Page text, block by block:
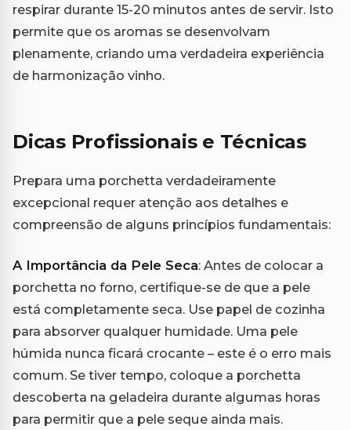
respirar durante 15-20 minutos antes de servir. Isto
permite que os aromas se desenvolvam
plenamente, criando uma verdadeira experiência
de harmonização vinho.
Dicas Profissionais e Técnicas
Prepara uma porchetta verdadeiramente
excepcional requer atenção aos detalhes e
compreensão de alguns princípios fundamentais:
A Importância da Pele Seca: Antes de colocar a
porchetta no forno, certifique-se de que a pele
está completamente seca. Use papel de cozinha
para absorver qualquer humidade. Uma pele
húmida nunca ficará crocante – este é o erro mais
comum. Se tiver tempo, coloque a porchetta
descoberta na geladeira durante algumas horas
para permitir que a pele seque ainda mais.